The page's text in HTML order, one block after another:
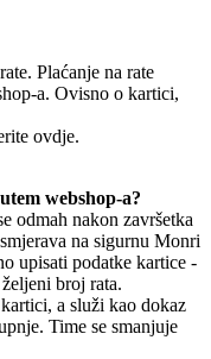
Plaćanje na rate
a. Ovisno o kartici,
ovdje.
webshop-a?
odmah nakon završetka
na sigurnu Monri
upisati podatke kartice -
broj rata.
a služi kao dokaz
Time se smanjuje